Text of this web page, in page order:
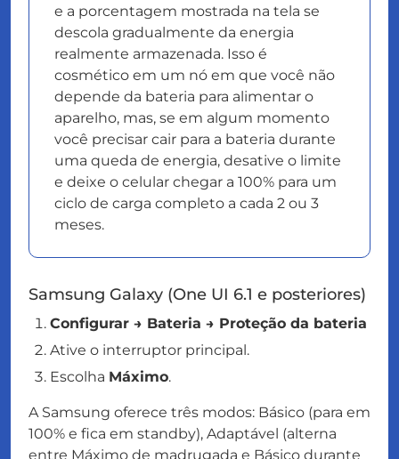
e a porcentagem mostrada na tela se
descola gradualmente da energia
realmente armazenada. Isso é
cosmético em um nó em que você não
depende da bateria para alimentar o
aparelho, mas, se em algum momento
você precisar cair para a bateria durante
uma queda de energia, desative o limite
e deixe o celular chegar a 100% para um
ciclo de carga completo a cada 2 ou 3
meses.
Samsung Galaxy (One UI 6.1 e posteriores)
Configurar → Bateria → Proteção da bateria
Ative o interruptor principal.
Escolha Máximo.
A Samsung oferece três modos: Básico (para em
100% e fica em standby), Adaptável (alterna
entre Máximo de madrugada e Básico durante